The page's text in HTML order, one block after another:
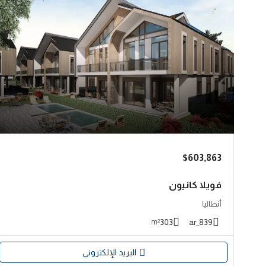
$603,863
فويلا كانيون
أنطاليا
839_ar
303
m²
البريد الإلكتروني